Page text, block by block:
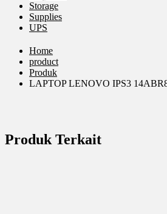
Storage
Supplies
UPS
Home
product
Produk
LAPTOP LENOVO IPS3
Produk Terkait